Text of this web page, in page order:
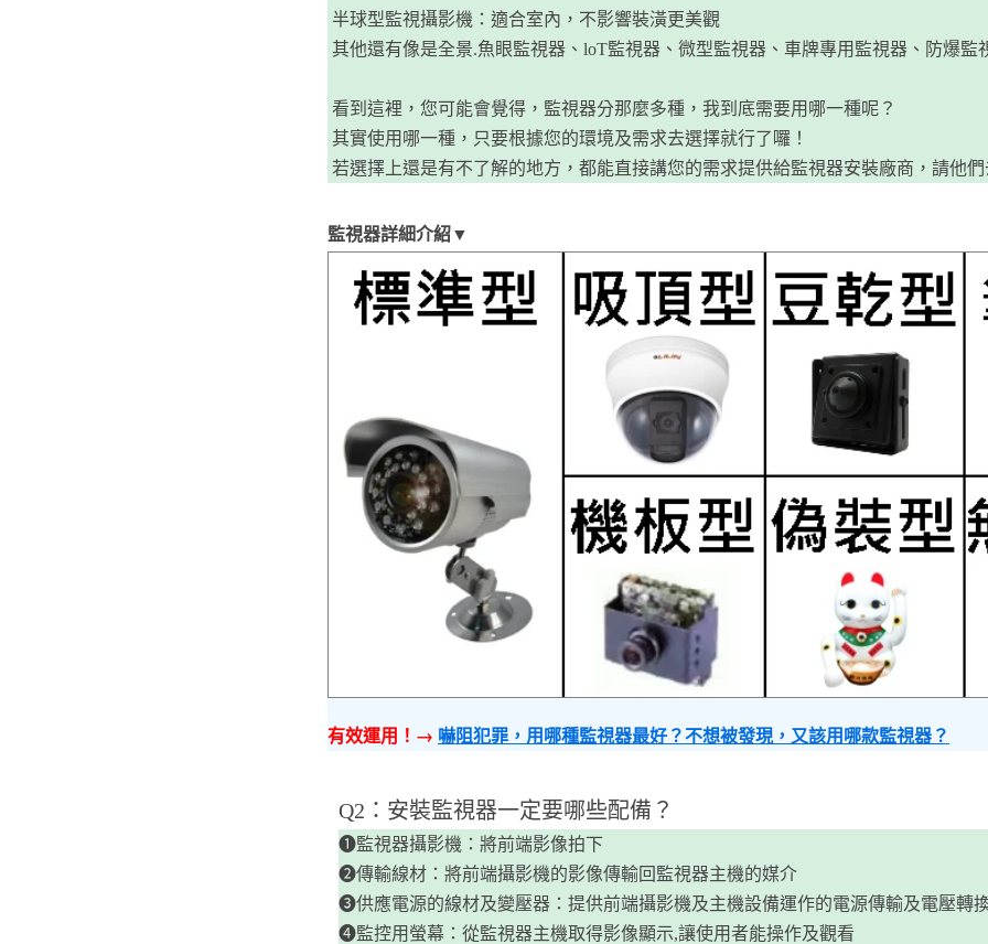
半球型監視攝影機：適合室內，不影響裝潢更美觀
其他還有像是全景.魚眼監視器、loT監視器、微型監視器、車牌專用監視器、防爆監
看到這裡，您可能會覺得，監視器分那麼多種，我到底需要用哪一種呢？
​​​​ 其實使用哪一種，只要根據您的環境及需求去選擇就行了囉！
若選擇上還是有不了解的地方，都能直接講您的需求提供給監視器安裝廠商，請他
監視器詳細介紹▼
有效運用！→ 嚇阻犯罪，用哪種監視器最好？不想被發現，又該用哪款監視器？
​Q2：安裝監視器一定要哪些配備？
❶監視器攝影機：將前端影像拍下
❷傳輸線材：將前端攝影機的影像傳輸回監視器主機的媒介
❸供應電源的線材及變壓器：提供前端攝影機及主機設備運作的電源傳輸及電壓轉
❹監控用螢幕：從監視器主機取得影像顯示,讓使用者能操作及觀看